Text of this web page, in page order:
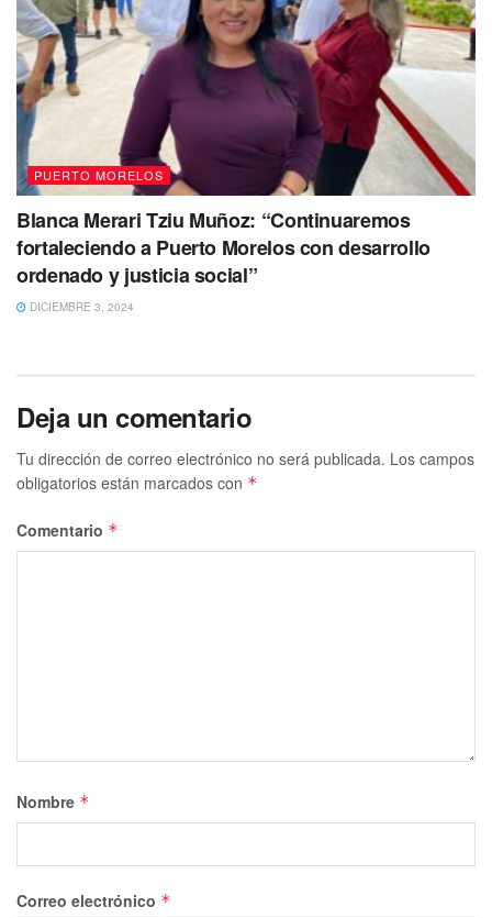
PUERTO MORELOS
Blanca Merari Tziu Muñoz: “Continuaremos
fortaleciendo a Puerto Morelos con desarrollo
ordenado y justicia social”
DICIEMBRE 3, 2024
Deja un comentario
Tu dirección de correo electrónico no será publicada. Los campos
obligatorios están marcados con *
Comentario *
Nombre *
Correo electrónico *